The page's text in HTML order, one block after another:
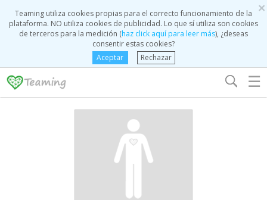
×
Teaming utiliza cookies propias para el correcto funcionamiento de la
plataforma. NO utiliza cookies de publicidad. Lo que sí utiliza son cookies
de terceros para la medición (haz click aquí para leer más), ¿deseas
consentir estas cookies?
Aceptar
Rechazar
☰